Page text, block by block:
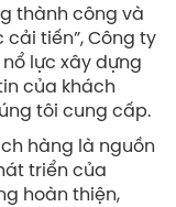
thành công và
cải tiến”, Công ty
nổ lực xây dựng
của khách
tôi cung cấp.
hàng là nguồn
triển của
hoàn thiện,